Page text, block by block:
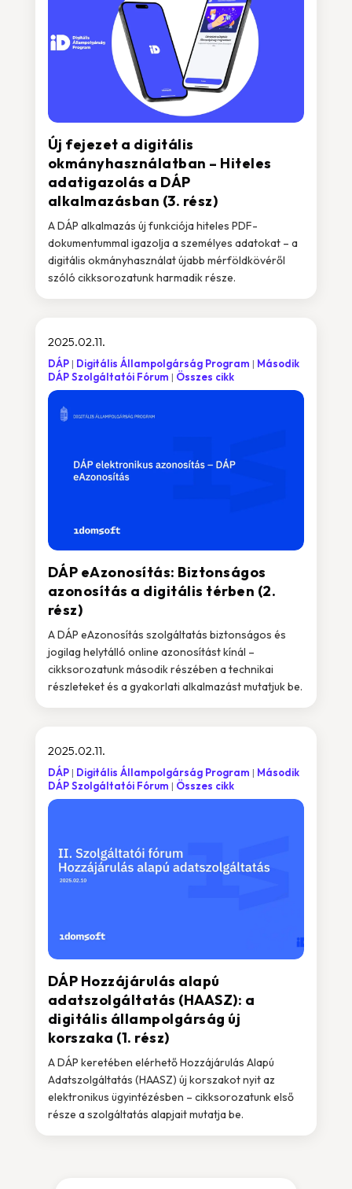
Új fejezet a digitális
okmányhasználatban – Hiteles
adatigazolás a DÁP
alkalmazásban (3. rész)
A DÁP alkalmazás új funkciója hiteles PDF-
dokumentummal igazolja a személyes adatokat – a
digitális okmányhasználat újabb mérföldkövéről
szóló cikksorozatunk harmadik része.
DÁP eAzonosítás: Biztonságos
azonosítás a digitális térben (2.
rész)
2025.02.11.
DÁP Digitális Állampolgárság Program
Második
DÁP Szolgáltatói Fórum
Összes cikk
A DÁP eAzonosítás szolgáltatás biztonságos és
jogilag helytálló online azonosítást kínál –
cikksorozatunk második részében a technikai
részleteket és a gyakorlati alkalmazást mutatjuk be.
DÁP Hozzájárulás alapú
adatszolgáltatás (HAASZ): a
digitális állampolgárság új
korszaka (1. rész)
2025.02.11.
DÁP Digitális Állampolgárság Program
Második
DÁP Szolgáltatói Fórum
Összes cikk
A DÁP keretében elérhető Hozzájárulás Alapú
Adatszolgáltatás (HAASZ) új korszakot nyit az
elektronikus ügyintézésben – cikksorozatunk első
része a szolgáltatás alapjait mutatja be.